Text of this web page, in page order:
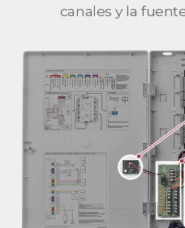
canales y la